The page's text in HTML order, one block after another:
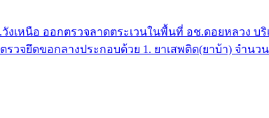
หนือ ออกตรวจลาดตระเวนในพื้นที่ อช.ดอยหลวง บริ
วจยึดขอกลางประกอบด้วย 1. ยาเสพติด(ยาบ้า) จำน